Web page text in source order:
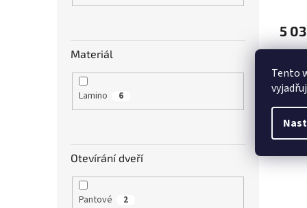
Tento
Materiál
Lamino 6
Otevírání dveří
Pantové 2
5
výběr